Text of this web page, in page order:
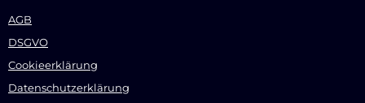
AGB
DSGVO
Cookieerklärung
Datenschutzerklärung